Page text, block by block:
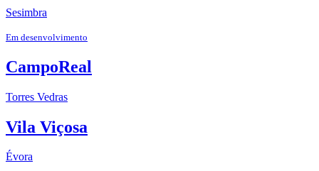
Sesimbra
Em desenvolvimento
CampoReal
Torres Vedras
Vila Viçosa
Évora